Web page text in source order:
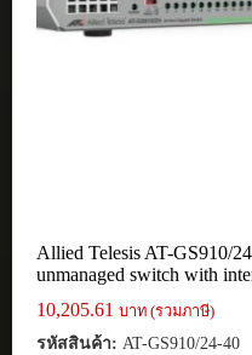
Allied Telesis AT-GS910/
unmanaged switch with
10,205.61 บาท (รวมภาษี)
รหัสสินค้า: AT-GS910/24-40